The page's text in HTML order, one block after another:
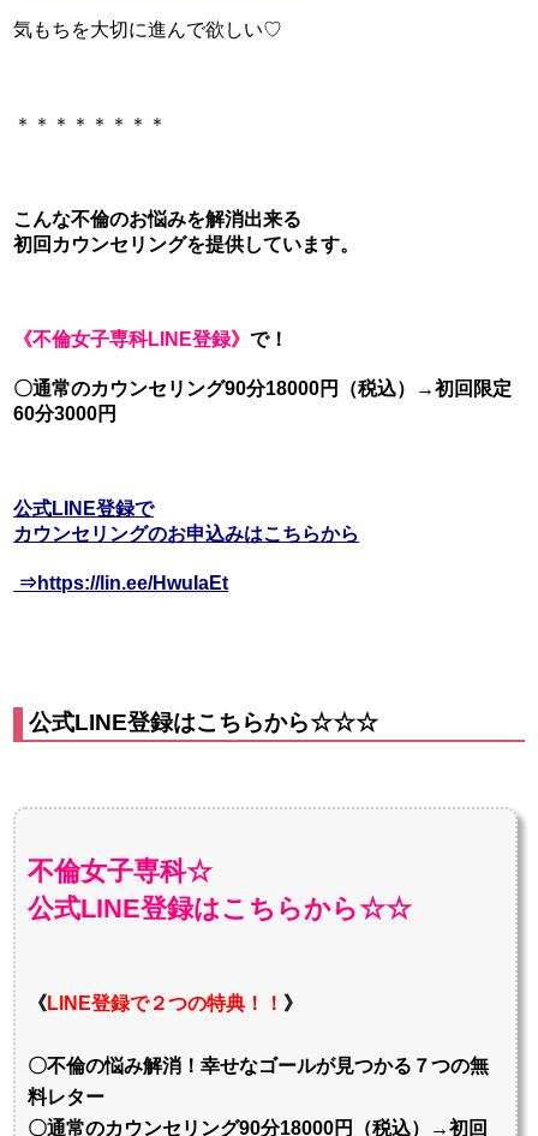
気もちを大切に進んで欲しい♡
＊＊＊＊＊＊＊＊
こんな不倫のお悩みを解消出来る
初回カウンセリングを提供しています。
《不倫女子専科LINE登録》で！
〇通常のカウンセリング90分18000円（税込）→初回限定
60分3000円
公式LINE登録で
カウンセリングのお申込みはこちらから
⇒https://lin.ee/HwuIaEt
公式LINE登録はこちらから☆☆☆
不倫女子専科☆
公式LINE登録はこちらから☆☆
《LINE登録で２つの特典！！ 》
〇不倫の悩み解消！幸せなゴールが見つかる７つの無
料レター
〇通常のカウンセリング90分18000円（税込）→初回